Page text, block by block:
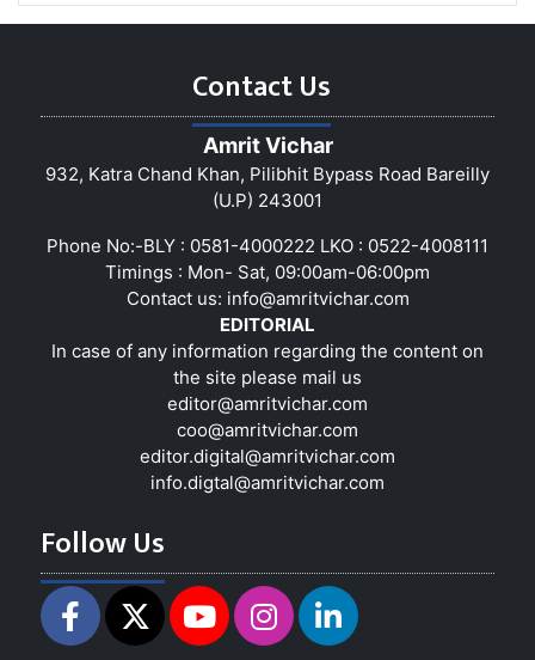
Contact Us
Amrit Vichar
932, Katra Chand Khan, Pilibhit Bypass Road Bareilly
(U.P) 243001
Phone No:-BLY : 0581-4000222 LKO : 0522-4008111
Timings : Mon- Sat, 09:00am-06:00pm
Contact us: info@amritvichar.com
EDITORIAL
In case of any information regarding the content on
the site please mail us
editor@amritvichar.com
coo@amritvichar.com
editor.digital@amritvichar.com
info.digtal@amritvichar.com
Follow Us